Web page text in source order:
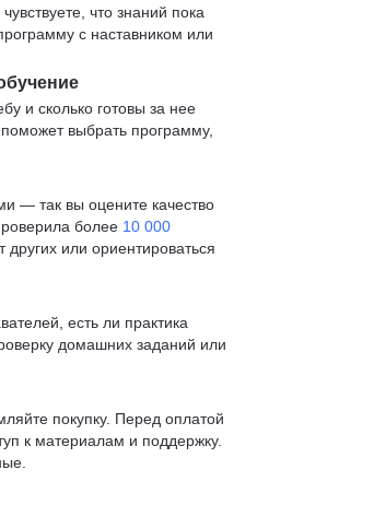
что знаний пока
с наставником или
и сколько готовы за нее
выбрать программу,
— так вы оцените качество
более 10 000
или ориентироваться
есть ли практика
домашних заданий или
покупку. Перед оплатой
к материалам и поддержку.